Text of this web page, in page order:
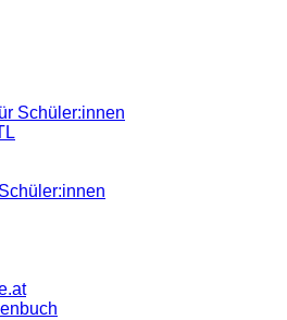
Schüler:innen